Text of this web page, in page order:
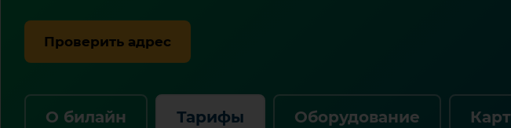
Проверить адрес
О билайн Тарифы Оборудование